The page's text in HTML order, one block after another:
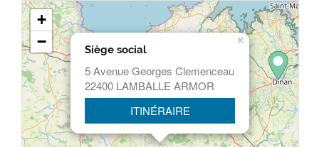
Siège social
5 Avenue Georges Clemenceau
22400 LAMBALLE ARMOR
ITINÉRAIRE
×
+
−